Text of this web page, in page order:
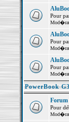
Pour
Pour
Pour
PowerBook
Forum
Pour